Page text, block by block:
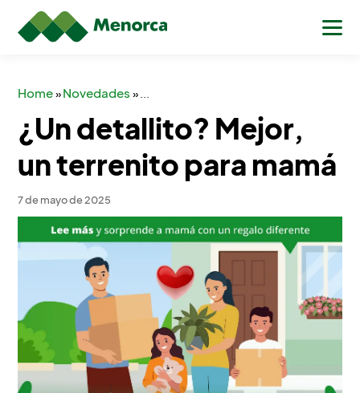
Home»Novedades»
¿Un detallito? Mejor,
un terrenito para mamá
7 de mayo de 2025